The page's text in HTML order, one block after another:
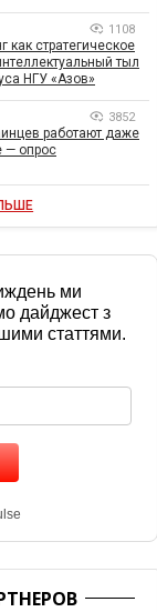
1108
как стратегическое
тыл
НГУ «Азов»
3852
работают даже
— опрос
ми
дайджест з
статтями.